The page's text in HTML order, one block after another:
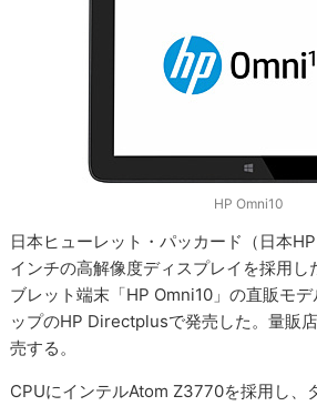
HP Omni10
日本ヒューレット・パッカード（日本
インチの高解像度ディスプレイを採用し
ブレット端末「HP Omni10」の直販モ
ップのHP Directplusで発売した。量販
売する。
CPUにインテルAtom Z3770を採用し、